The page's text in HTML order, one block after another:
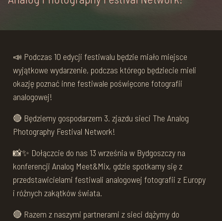
📣 Podczas 10 edycji festiwalu będzie miało miejsce
wyjątkowe wydarzenie, podczas którego będziecie mieli
okazję poznać inne festiwale poświęcone fotografii
analogowej!
🔴 Będziemy gospodarzem 3. zjazdu sieci The Analog
Photography Festival Network!
📸✨ Dołączcie do nas 13 września w Bydgoszczy na
konferencji Analog Meet&Mix, gdzie spotkamy się z
przedstawicielami festiwali analogowej fotografii z Europy
i różnych zakątków świata.
🔴 Razem z naszymi partnerami z sieci dążymy do